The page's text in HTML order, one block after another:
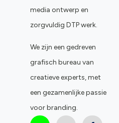
media ontwerp en
zorgvuldig DTP werk.
We zijn een gedreven
grafisch bureau van
creatieve experts, met
een gezamenlijke passie
voor branding.